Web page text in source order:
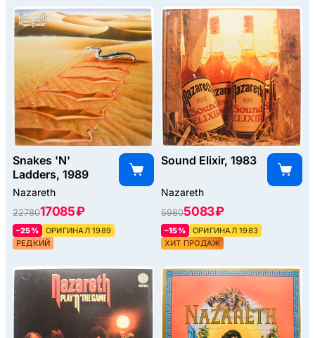
Snakes 'N'
Ladders, 1989
Nazareth
2278017085 ₽
–25%
ОРИГИНАЛ 1989
РЕДКИЙ
Sound Elixir, 1983
Nazareth
59805083 ₽
–15%
ОРИГИНАЛ 1983
ХИТ ПРОДАЖ